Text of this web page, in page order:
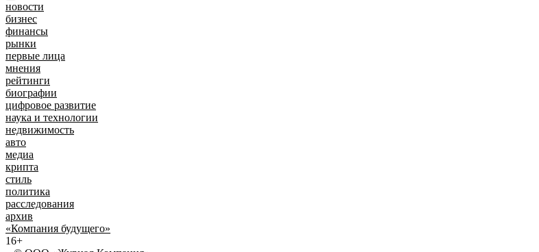
новости
бизнес
финансы
рынки
первые лица
мнения
рейтинги
биографии
цифровое развитие
наука и технологии
недвижимость
авто
медиа
крипта
стиль
политика
расследования
архив
«Компания будущего»
16+